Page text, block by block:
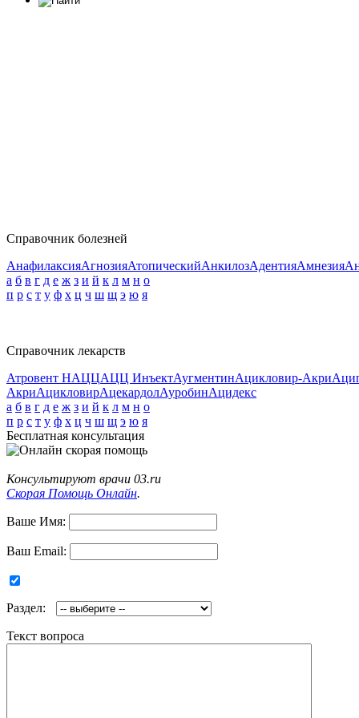
Справочник болезней
АнафилаксияАгнозияАтопическийАнкилозАдентияАмнезия
а б в г д е ж з и й к л м н о
п р с т у ф х ц ч ш щ э ю я
Справочник лекарств
Атровент НАЦЦАЦЦ ИнъектАугментинАцикловир-Акри
АкриАцикловирАцекардолАуробинАцидекс
а б в г д е ж з и й к л м н о
п р с т у ф х ц ч ш щ э ю я
Бесплатная консультация
Консультируют врачи 03.ru
Скорая Помощь Онлайн.
Ваше Имя:
Ваш Email:
Раздел:
Текст вопроса